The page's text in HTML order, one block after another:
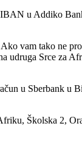
IBAN u Addiko
vam tako ne
udruga Srce za
u Sberbank u
Školska 2,